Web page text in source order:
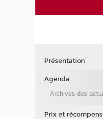
Présentation
Agenda
Archives des
Prix et